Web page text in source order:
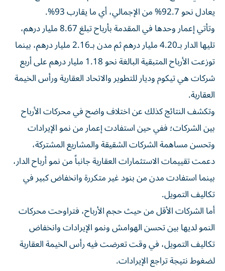
يعادل نحو 92.7% من الإجمالي، أي ما يقارب 93%.
وتأتي إعمار وحدها في المقدمة بأرباح تبلغ 8.67 مليار درهم،
تليها الدار بـ4.20 مليار درهم ثم مدن بـ2.16 مليار درهم، بينما
توزعت الأرباح المتبقية البالغة نحو 1.18 مليار درهم على أربع
شركات هي تيكوم وديار للتطوير والاتحاد العقارية ورأس الخيمة
العقارية.
وتكشف النتائج كذلك عن اختلاف واضح في محركات الأرباح
بين الشركات؛ ففي حين استفادت إعمار من نمو الإيرادات
وتحسن مساهمة الشركات الشقيقة والمشاريع المشتركة،
دعمت تقييمات الاستثمارات العقارية جانباً من نمو أرباح الدار،
بينما استفادت مدن من بنود غير متكررة وانخفاض كبير في
تكاليف التمويل.
أما الشركات الأقل من حيث حجم الأرباح، فتراوحت محركات
النمو لديها بين تحسن الهوامش ونمو الإيرادات وانخفاض
تكاليف التمويل، في وقت تعرضت فيه رأس الخيمة العقارية
لضغوط نتيجة تراجع الإيرادات.